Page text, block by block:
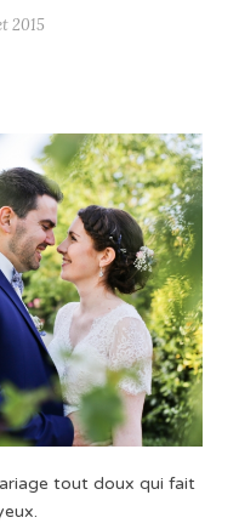
2015
tout doux qui fait